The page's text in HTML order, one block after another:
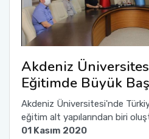
Akdeniz
Eğitimde Büyük
Akdeniz Üniversitesi'nde
eğitim alt yapılarından biri
01 Kasım 2020